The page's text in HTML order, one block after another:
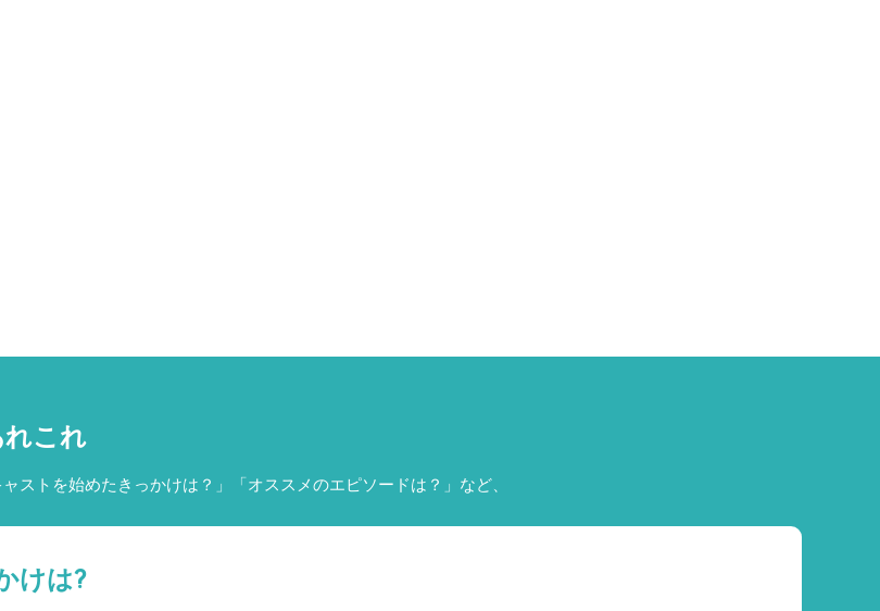
れこれ
ストを始めたきっかけは？」「オススメのエピソードは？」など、
けは?